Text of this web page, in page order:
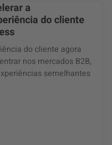
a
do cliente
do cliente agora
nos mercados B2B,
semelhantes